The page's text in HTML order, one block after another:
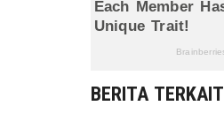
BERITA TERKAIT